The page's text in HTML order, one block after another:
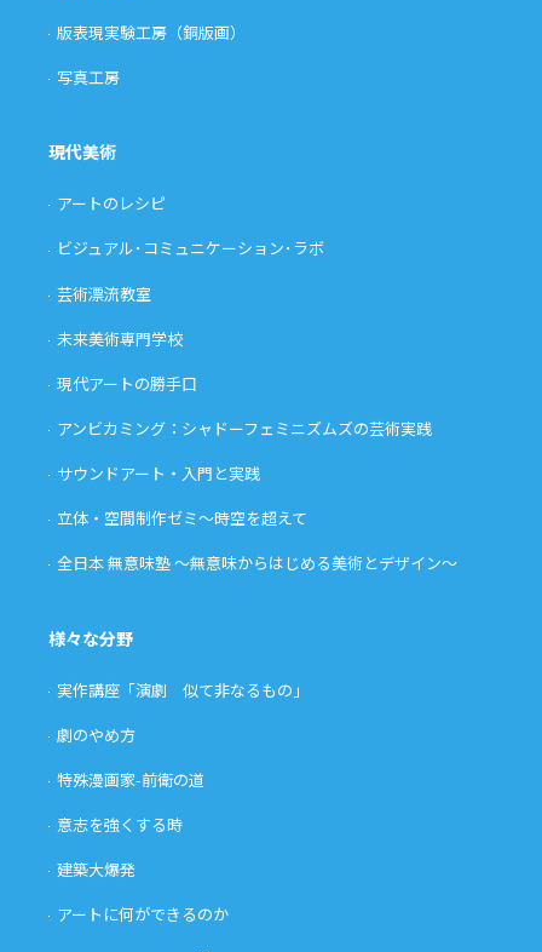
版表現実験工房（銅版画）
写真工房
現代美術
アートのレシピ
ビジュアル･コミュニケーション･ラボ
芸術漂流教室
未来美術専門学校
現代アートの勝手口
アンビカミング：シャドーフェミニズムズの芸術実践
サウンドアート・入門と実践
立体・空間制作ゼミ〜時空を超えて
全日本 無意味塾 〜無意味からはじめる美術とデザイン〜
様々な分野
実作講座「演劇 似て非なるもの」
劇のやめ方
特殊漫画家-前衛の道
意志を強くする時
建築大爆発
アートに何ができるのか